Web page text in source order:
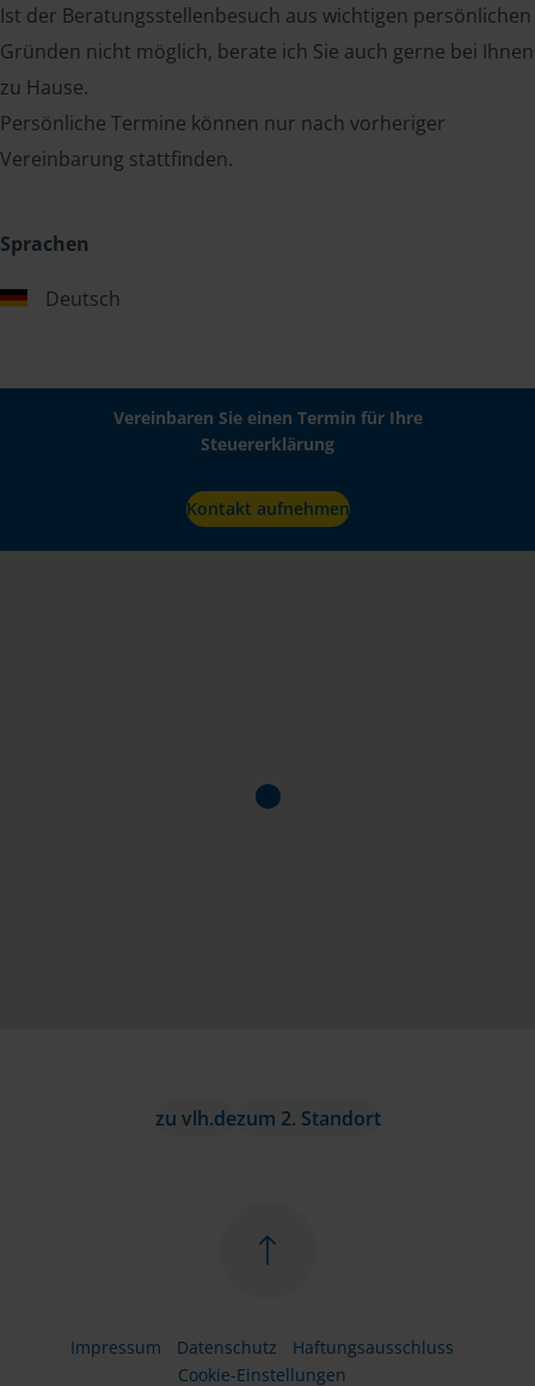
Ist der Beratungsstellenbesuch aus wichtigen persönlichen
Gründen nicht möglich, berate ich Sie auch gerne bei Ihnen
zu Hause.
Persönliche Termine können nur nach vorheriger
Vereinbarung stattfinden.
Sprachen
Deutsch
Vereinbaren Sie einen Termin für Ihre
Steuererklärung
Kontakt aufnehmen
zu vlh.dezum 2. Standort
Impressum Datenschutz
Haftungsausschluss
Cookie-Einstellungen